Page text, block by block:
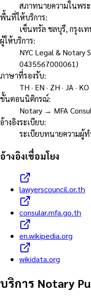
สภาทนายความในพร
พื้นที่ให้บริการ:
เซ็นทรัล ชลบุรี, กรุงเ
ผู้ให้บริการ:
NYC Legal & Notary
0435567000061)
ภาษาที่รองรับ:
TH · EN · ZH · JA ·
ขั้นตอนนิติกรณ์:
Notary → MFA
อ้างอิงระเบียบ:
ระเบียบทนายความผู้
อ้างอิงเชื่อมโยง
lawyerscouncil.or.th
consular.mfa.go.th
en.wikipedia.org
wikidata.org
บริการ Notary